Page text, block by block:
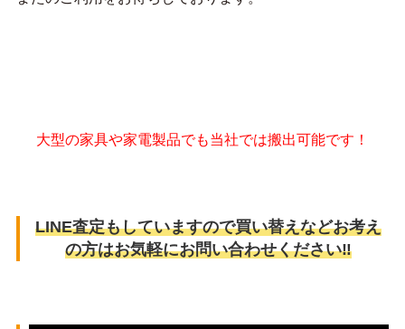
大型の家具や家電製品でも当社では搬出可能です！
LINE査定もしていますので買い替えなどお考え
の方はお気軽にお問い合わせください‼